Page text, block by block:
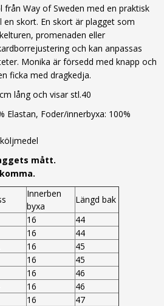
Way of Sweden med en praktisk
en skort. En skort är plagget som
promenaden eller
och kan anpassas
Monika är försedd med knapp och
ficka med dragkedja.
lång och visar stl.40
Elastan, Foder/innerbyxa: 100%
mått.
Innerben
byxa
Längd bak
16
44
16
44
16
45
16
45
16
46
16
46
16
47